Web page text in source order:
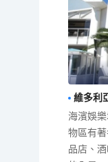
維多利
海濱娛
物區有
品店、